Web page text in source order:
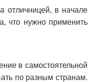
отличницей, в начале
что нужно применить
в самостоятельной
по разным странам.